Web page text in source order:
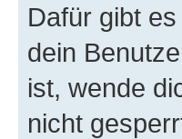
Dafür gibt
dein
ist, wende
nicht